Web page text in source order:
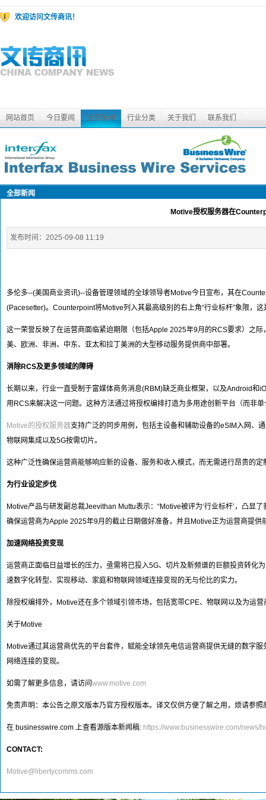
欢迎访问文传商讯！
网站首页 今日要闻 全部新闻 行业分类 关于我们 联系我们
全部新闻
Motive授权服务器在
发布时间： 2025-09-08 11:19
多伦多--(美国商业资讯)--设备管理领域的全球领导者Motive今日宣布，其在
(Pacesetter)。Counterpoint将Motive列入其最高级别的右上角“行业标杆”象限，
这一荣誉反映了在运营商面临紧迫期限（包括Apple 2025年9月的RCS要求）之
美、欧洲、非洲、中东、亚太和拉丁美洲的大型移动服务提供商中部署。
消除RCS及更多领域的障碍
长期以来，行业一直受制于富媒体商务消息(RBM)缺乏商业框架，以及Android
用RCS来解决这一问题。这种方法通过将授权编排打造为多用途创新平台（而非
Motive的授权服务器支持广泛的同步用例，包括主设备和辅助设备的eSIM入网、
物联网集成以及5G按需切片。
这种广泛性确保运营商能够响应新的设备、服务和收入模式，而无需进行昂贵的定
为行业设定步伐
Motive产品与研发副总裁Jeevithan Muttu表示：“Motive被评为‘行业标杆’，凸
确保运营商为Apple 2025年9月的截止日期做好准备，并且Motive正为运营商提
加速网络投资变现
运营商正面临日益增长的压力，亟需将已投入5G、切片及新频谱的巨额投资转化
速数字化转型、实现移动、家庭和物联网领域连接变现的无与伦比的实力。
除授权编排外，Motive还在多个领域引领市场，包括宽带CPE、物联网以及为运
关于Motive
Motive通过其运营商优先的平台套件，赋能全球领先电信运营商提供无缝的数字
网络连接的变现。
如需了解更多信息，请访问 www.motive.com
免责声明：本公告之原文版本乃官方授权版本。译文仅供方便了解之用，烦请参
在 businesswire.com 上查看源版本新闻稿: https://www.businesswire.com/news/
CONTACT:
Motive@libertycomms.com